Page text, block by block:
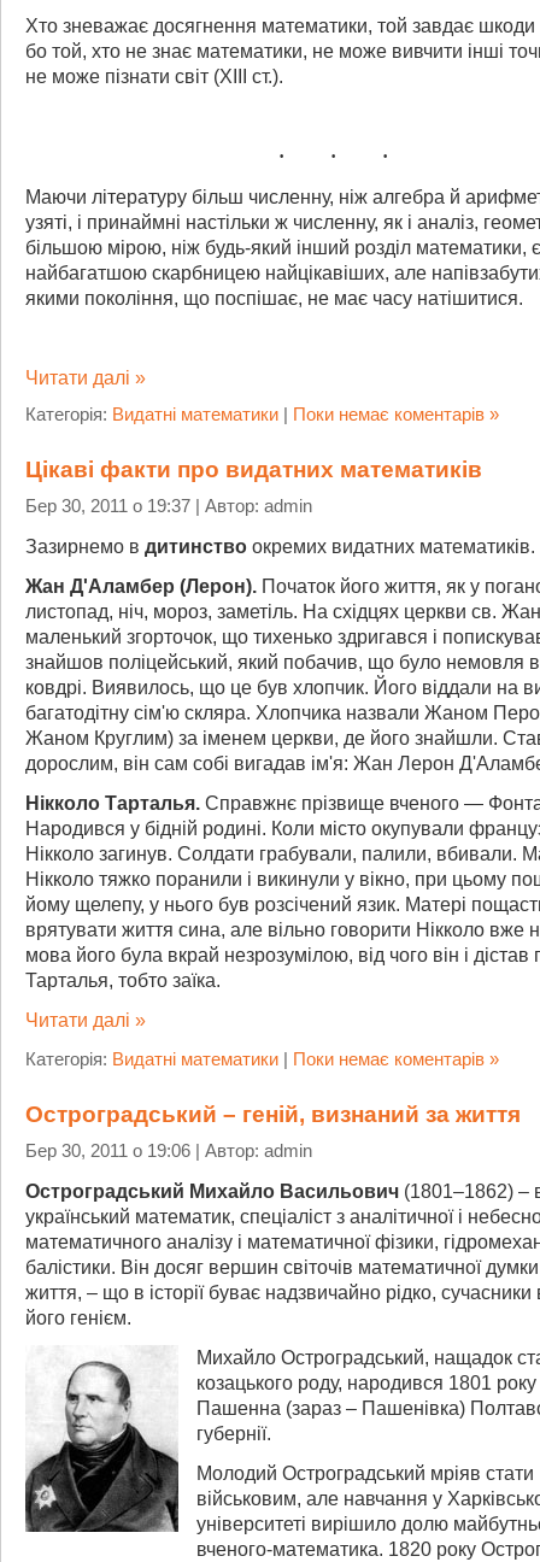
Хто зневажає досягнення математики, той завдає шкоди
бо той, хто не знає математики, не може вивчити інші
не може пізнати світ (XIII ст.).
Маючи літературу більш численну, ніж алгебра й
узяті, і принаймні настільки ж численну, як і аналіз,
більшою мірою, ніж будь-який інший розділ математики, є
найбагатшою скарбницею найцікавіших, але
якими покоління, що поспішає, не має часу натішитися.
Читати далі »
Категорія: Видатні математики Поки немає коментарів »
Цікаві факти про видатних математиків
Бер 30, 2011 о 19:37 | Автор: admin
Зазирнемо в дитинство окремих видатних математиків.
Жан Д'Aламбер (Лерон). Початок його життя, як у
листопад, ніч, мороз, заметіль. На східцях церкви св.
маленький згорточок, що тихенько здригався і
знайшов поліцейський, який побачив, що було немовля в
ковдрі. Виявилось, що це був хлопчик. Його віддали на
багатодітну сім'ю скляра. Хлопчика назвали Жаном
Жаном Круглим) за іменем церкви, де його знайшли.
дорослим, він сам собі вигадав ім'я: Жан Лерон
Нікколо Тарталья. Справжнє прізвище вченого —
Народився у бідній родині. Коли місто окупували
Нікколо загинув. Солдати грабували, палили, вбивали.
Нікколо тяжко поранили і викинули у вікно, при цьому
йому щелепу, у нього був розсічений язик. Матері
врятувати життя сина, але вільно говорити Нікколо вже
мова його була вкрай незрозумілою, від чого він і дістав
Тарталья, тобто заїка.
Читати далі »
Категорія: Видатні математики Поки немає коментарів »
Остроградський – геній, визнаний за життя
Бер 30, 2011 о 19:06 | Автор: admin
Остроградський Михайло Васильович (1801–1862) –
український математик, спеціаліст з аналітичної і
математичного аналізу і математичної фізики,
балістики. Він досяг вершин світочів математичної
життя, – що в історії буває надзвичайно рідко, сучасники
його генієм.
Михайло Остроградський, нащадок
козацького роду, народився 1801 року
Пашенна (зараз – Пашенівка)
губернії.
Молодий Остроградський мріяв стати
військовим, але навчання у
університеті вирішило долю
вченого-математика. 1820 року